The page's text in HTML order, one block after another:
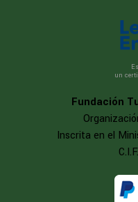
un
Fundación
Inscrita en el